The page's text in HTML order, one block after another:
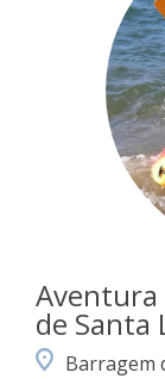
Aventura
de Santa
Barragem